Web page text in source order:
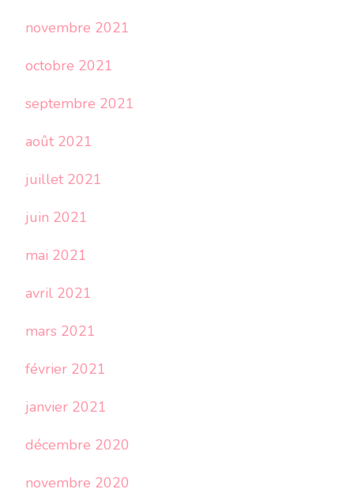
novembre 2021
octobre 2021
septembre 2021
août 2021
juillet 2021
juin 2021
mai 2021
avril 2021
mars 2021
février 2021
janvier 2021
décembre 2020
novembre 2020